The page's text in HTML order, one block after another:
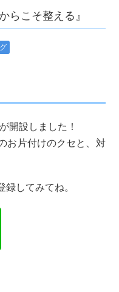
らこそ整える』
開設しました！
お片付けのクセと、対
録してみてね。